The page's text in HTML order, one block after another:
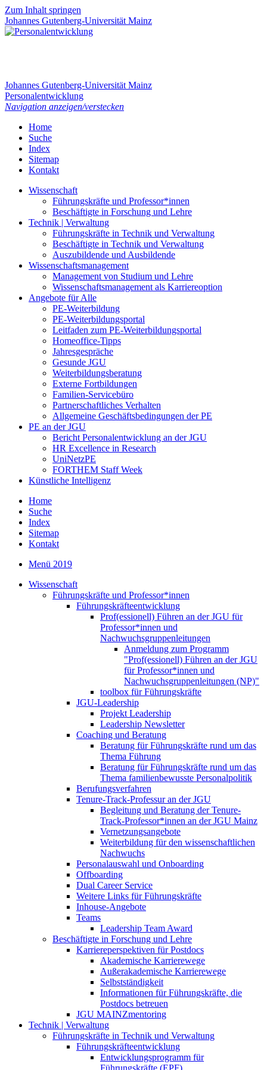
Zum Inhalt springen
Johannes Gutenberg-Universität Mainz
Johannes Gutenberg-Universität Mainz
Personalentwicklung
Navigation anzeigen/verstecken
Home
Suche
Index
Sitemap
Kontakt
Wissenschaft
Führungskräfte und Professor*innen
Beschäftigte in Forschung und Lehre
Technik | Verwaltung
Führungskräfte in Technik und Verwaltung
Beschäftigte in Technik und Verwaltung
Auszubildende und Ausbildende
Wissenschaftsmanagement
Management von Studium und Lehre
Wissenschaftsmanagement als Karriereoption
Angebote für Alle
PE-Weiterbildung
PE-Weiterbildungsportal
Leitfaden zum PE-Weiterbildungsportal
Homeoffice-Tipps
Jahresgespräche
Gesunde JGU
Weiterbildungsberatung
Externe Fortbildungen
Familien-Servicebüro
Partnerschaftliches Verhalten
Allgemeine Geschäftsbedingungen der PE
PE an der JGU
Bericht Personalentwicklung an der JGU
HR Excellence in Research
UniNetzPE
FORTHEM Staff Week
Künstliche Intelligenz
Home
Suche
Index
Sitemap
Kontakt
Menü 2019
Wissenschaft
Führungskräfte und Professor*innen
Führungskräfteentwicklung
Prof(essionell) Führen an der JGU für
Professor*innen und
Nachwuchsgruppenleitungen
Anmeldung zum Programm
"Prof(essionell) Führen an der JGU
für Professor*innen und
Nachwuchsgruppenleitungen (NP)"
toolbox für Führungskräfte
JGU-Leadership
Projekt Leadership
Leadership Newsletter
Coaching und Beratung
Beratung für Führungskräfte rund um das
Thema Führung
Beratung für Führungskräfte rund um das
Thema familienbewusste Personalpolitik
Berufungsverfahren
Tenure-Track-Professur an der JGU
Begleitung und Beratung der Tenure-
Track-Professor*innen an der JGU Mainz
Vernetzungsangebote
Weiterbildung für den wissenschaftlichen
Nachwuchs
Personalauswahl und Onboarding
Offboarding
Dual Career Service
Weitere Links für Führungskräfte
Inhouse-Angebote
Teams
Leadership Team Award
Beschäftigte in Forschung und Lehre
Karriereperspektiven für Postdocs
Akademische Karrierewege
Außerakademische Karrierewege
Selbstständigkeit
Informationen für Führungskräfte, die
Postdocs betreuen
JGU MAINZmentoring
Technik | Verwaltung
Führungskräfte in Technik und Verwaltung
Führungskräfteentwicklung
Entwicklungsprogramm für
Führungskräfte (EPF)